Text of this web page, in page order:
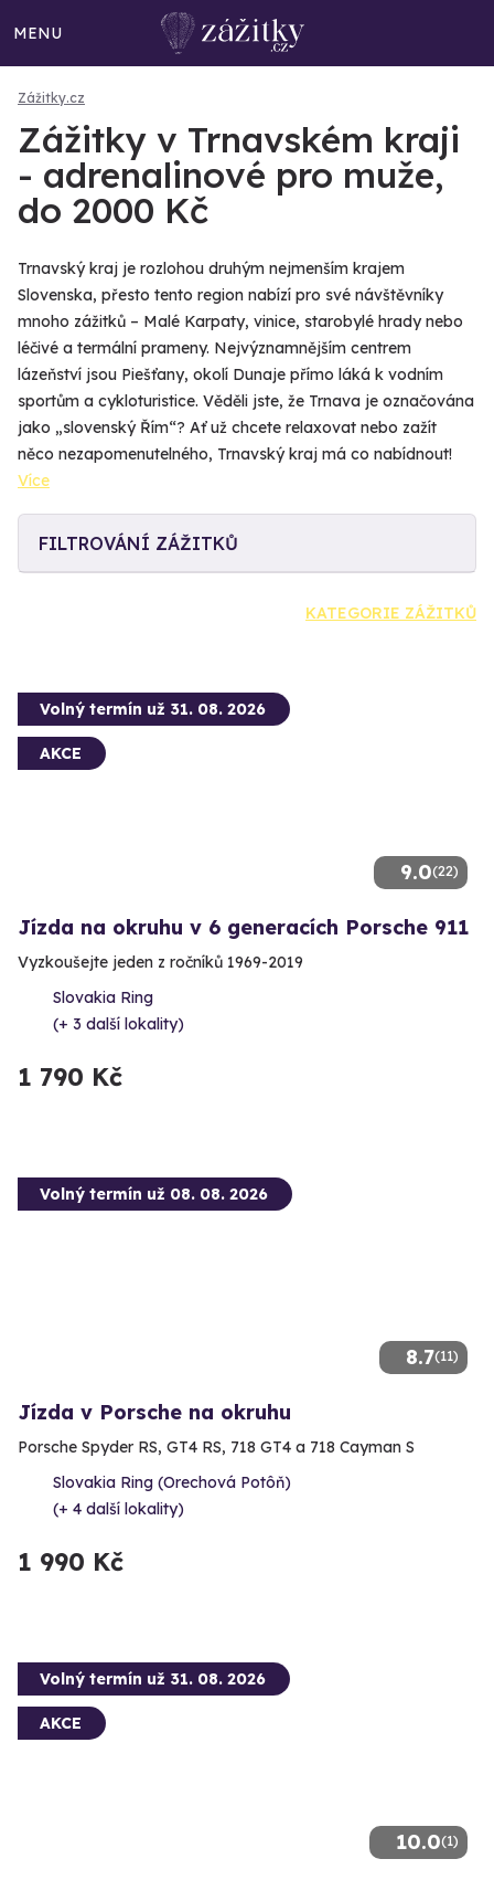
MENU
Zážitky.cz
Zážitky v Trnavském kraji
- adrenalinové pro muže,
do 2000 Kč
Trnavský kraj je rozlohou druhým nejmenším krajem
Slovenska, přesto tento region nabízí pro své návštěvníky
mnoho zážitků – Malé Karpaty, vinice, starobylé hrady nebo
léčivé a termální prameny. Nejvýznamnějším centrem
lázeňství jsou Piešťany, okolí Dunaje přímo láká k vodním
sportům a cykloturistice. Věděli jste, že Trnava je označována
jako „slovenský Řím“? Ať už chcete relaxovat nebo zažít
něco nezapomenutelného, Trnavský kraj má co nabídnout!
Více
FILTROVÁNÍ ZÁŽITKŮ
KATEGORIE ZÁŽITKŮ
9.0(22)
Volný termín už 31. 08. 2026
AKCE
Jízda na okruhu v 6 generacích Porsche 911
Vyzkoušejte jeden z ročníků 1969-2019
Slovakia Ring
(+ 3 další lokality)
1 790 Kč
8.7(11)
Volný termín už 08. 08. 2026
Jízda v Porsche na okruhu
Porsche Spyder RS, GT4 RS, 718 GT4 a 718 Cayman S
Slovakia Ring (Orechová Potôň)
(+ 4 další lokality)
1 990 Kč
10.0(1)
Volný termín už 31. 08. 2026
AKCE